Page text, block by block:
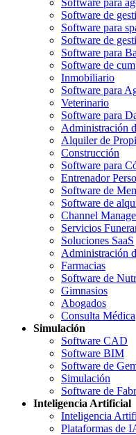
Software para
Software de
Software para
Software de
Software para
Software de
Inmobiliario
Software para
Veterinario
Software para
Administración
Alquiler de
Construcción
Software para
Entrenador
Software de
Software de
Channel
Servicios
Soluciones SaaS
Administración
Farmacias
Software de
Gimnasios
Abogados
Consulta Médica
Simulación
Software CAD
Software BIM
Software de
Simulación
Software de
Inteligencia Artificial
Inteligencia
Plataformas de